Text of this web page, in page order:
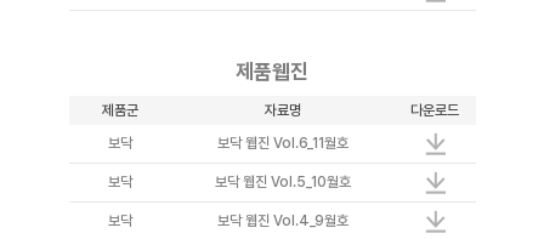
제품웹진
제품군 자료명
다운로드
보닥
보닥 웹진 Vol.6_11월호
보닥 보닥 웹진 Vol.5_10월호
보닥 보닥 웹진 Vol.4_9월호